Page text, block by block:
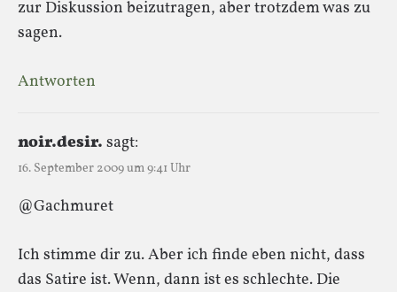
zur Diskussion beizutragen, aber trotzdem was zu
sagen.
Antworten
noir.desir. sagt:
16. September 2009 um 9:41 Uhr
@Gachmuret
Ich stimme dir zu. Aber ich finde eben nicht, dass
das Satire ist. Wenn, dann ist es schlechte. Die